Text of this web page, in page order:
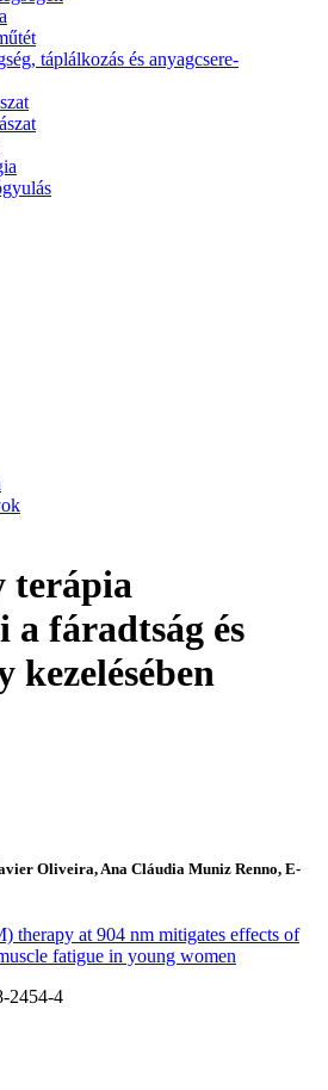
táplálkozás és anyagcsere-
terápia
fáradtság és
kezelésében
Oliveira, Ana Cláudia Muniz Renno, E-
therapy at 904 nm mitigates effects of
fatigue in young women
2454-4